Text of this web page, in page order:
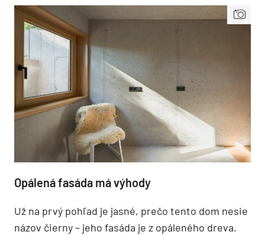
Opálená fasáda má výhody
Už na prvý pohľad je jasné, prečo tento dom nesie
názov čierny – jeho fasáda je z opáleného dreva.